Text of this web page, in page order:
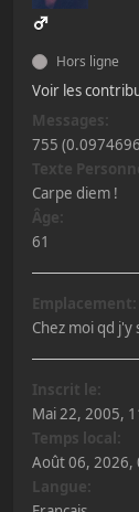
Hors ligne
Voir les
Messages:
755
Texte
Carpe diem !
Âge:
61
Emplacement:
Chez moi qd j'y
Inscrit le:
Mai 22, 2005,
Temps local:
Août 06, 2026,
Langue: